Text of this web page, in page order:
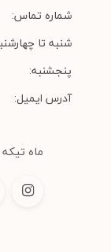
شماره تماس:
شنبه تا
پنجشنبه:
آدرس ایمیل:
ماه